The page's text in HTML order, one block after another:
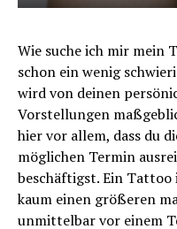
Wie suche ich mir mein
schon ein wenig
wird von deinen
Vorstellungen
hier vor allem, dass du
möglichen Termin
beschäftigst. Ein
kaum einen größeren
unmittelbar vor einem